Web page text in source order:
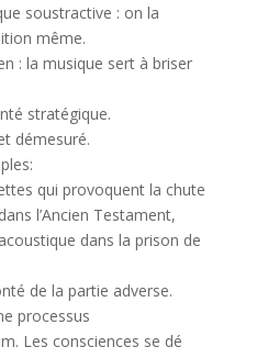
soustractive : on la
même.
: la musique sert à briser
stratégique.
démesuré.
qui provoquent la chute
l’Ancien Testament,
dans la prison de
de la partie adverse.
processus
Les consciences se dé